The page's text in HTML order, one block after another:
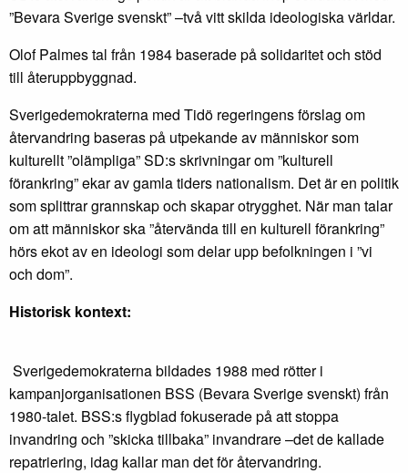
”Bevara Sverige svenskt” –två vitt skilda ideologiska världar.
Olof Palmes tal från 1984 baserade på solidaritet och stöd
till återuppbyggnad.
Sverigedemokraterna med Tidö regeringens förslag om
återvandring baseras på utpekande av människor som
kulturellt ”olämpliga” SD:s skrivningar om ”kulturell
förankring” ekar av gamla tiders nationalism. Det är en politik
som splittrar grannskap och skapar otrygghet. När man talar
om att människor ska ”återvända till en kulturell förankring”
hörs ekot av en ideologi som delar upp befolkningen i ”vi
och dom”.
Historisk kontext:
Sverigedemokraterna bildades 1988 med rötter i
kampanjorganisationen BSS (Bevara Sverige svenskt) från
1980-talet. BSS:s flygblad fokuserade på att stoppa
invandring och ”skicka tillbaka” invandrare –det de kallade
repatriering, idag kallar man det för återvandring.